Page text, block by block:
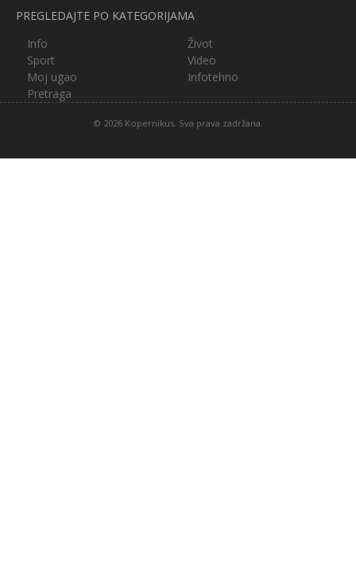
PREGLEDAJTE PO KATEGORIJAMA
Info
Život
Sport
Video
Moj ugao
Infotehno
Pretraga
© 2026 Kopernikus. Sva prava zadržana.